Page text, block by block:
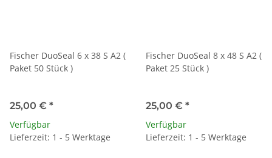
Fischer DuoSeal 6 x 38 S A2 (
Paket 50 Stück )
25,00 € *
Verfügbar
Lieferzeit: 1 - 5 Werktage
Fischer DuoSeal 8 x 48 S A2 (
Paket 25 Stück )
25,00 € *
Verfügbar
Lieferzeit: 1 - 5 Werktage